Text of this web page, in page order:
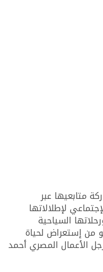
متابعيها عبر
لإطلالاتها
السياحية
من إستعراض لحياة
الأعمال المصري أحمد